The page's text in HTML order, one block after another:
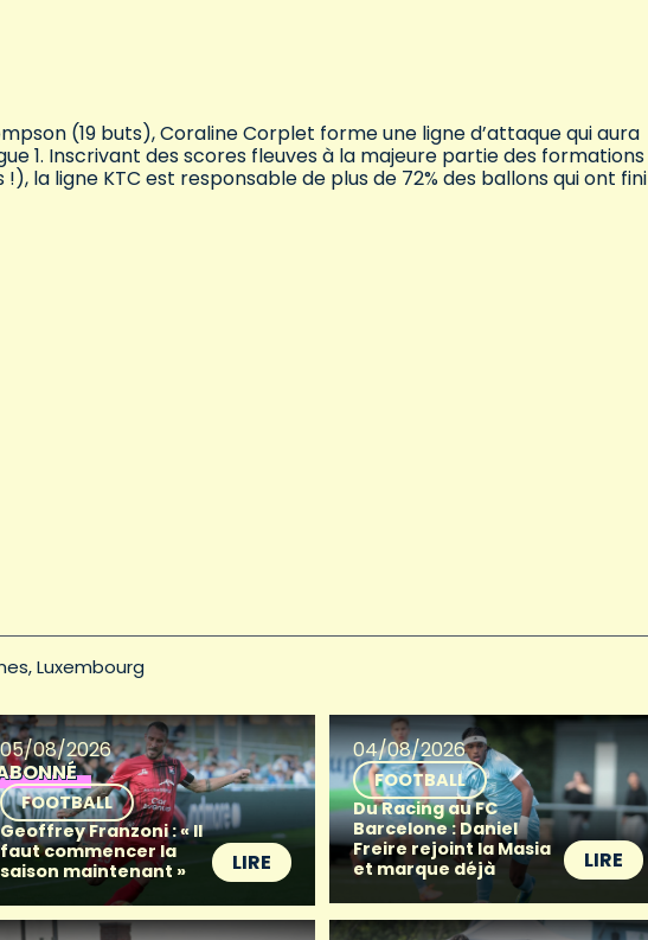
(19 buts), Coraline Corplet forme une ligne d’attaque qui aura
1. Inscrivant des scores fleuves à la majeure partie des formations
!), la ligne KTC est responsable de plus de 72% des ballons qui ont fini
Luxembourg
05/08/2026
FOOTBALL
Geoffrey Franzoni : « Il
faut commencer la
saison maintenant »
LIRE
04/08/2026
FOOTBALL
Du Racing au FC
Barcelone : Daniel
Freire rejoint la Masia
et marque déjà
LIRE